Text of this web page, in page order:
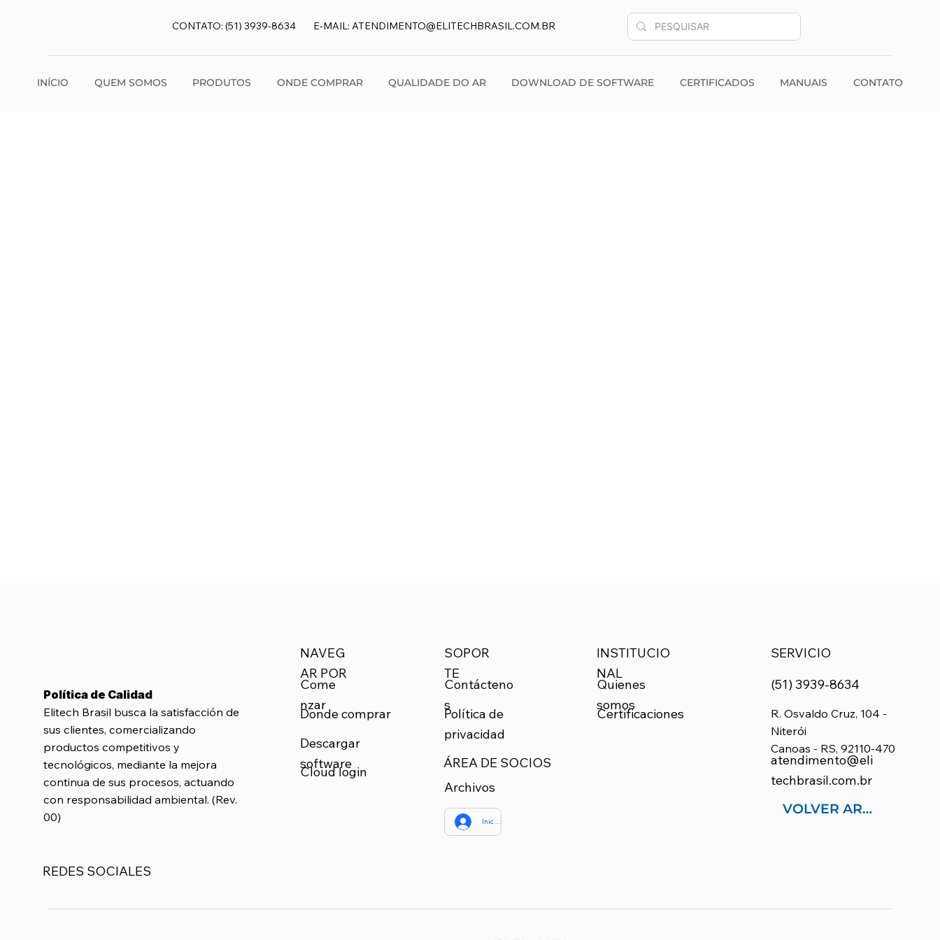
CONTATO: (51) 3939-8634 E-MAIL:ATENDIMENTO@ELITECHBRASIL.COM.BR
INÍCIO QUEM SOMOS PRODUTOS ONDE COMPRAR QUALIDADE DO AR DOWNLOAD DE SOFTWARE CERTIFICADOS MANUAIS CONTATO
Política de Calidad
Elitech Brasil busca la satisfacción de
sus clientes, comercializando
productos competitivos y
tecnológicos, mediante la mejora
continua de sus procesos, actuando
con responsabilidad ambiental. (Rev.
00)
REDES SOCIALES
NAVEG
AR POR
Come
nzar
Donde comprar
Descargar
software
Cloud login
SOPOR
TE
Contácteno
s
Política de
privacidad
ÁREA DE SOCIOS
Archivos
Iniciar sesión
VOLVER ARRIBA
INSTITUCIO
NAL
Quienes
somos
Certificaciones
SERVICIO
(51) 3939-8634
R. Osvaldo Cruz, 104 -
Niterói
Canoas - RS, 92110-470
atendimento@eli
techbrasil.com.br